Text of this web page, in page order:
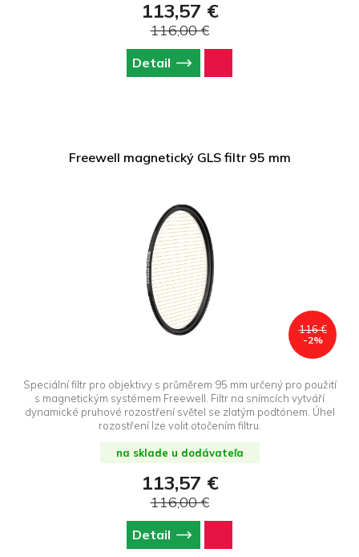
113,57 €
116,00 €
Detail
Freewell magnetický GLS filtr 95 mm
116 €
-2%
Speciální filtr pro objektivy s průměrem 95 mm určený pro použití
s magnetickým systémem Freewell. Filtr na snímcích vytváří
dynamické pruhové rozostření světel se zlatým podtónem. Úhel
rozostření lze volit otočením filtru.
na sklade u dodávateľa
113,57 €
116,00 €
Detail